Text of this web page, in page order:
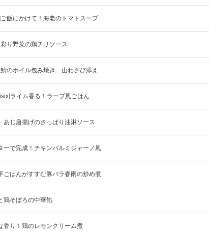
ご飯にかけて！海老のトマトスープ
り野菜の鶏チリソース
のホイル包み焼き 山わさび添え
ライム香る！ラープ風ごはん
あじ唐揚げのさっぱり油淋ソース
ーで完成！チキンパルミジャーノ風
ごはんがすすむ豚バラ春雨の炒め煮
鶏そぼろの中華餡
香り！鶏のレモンクリーム煮